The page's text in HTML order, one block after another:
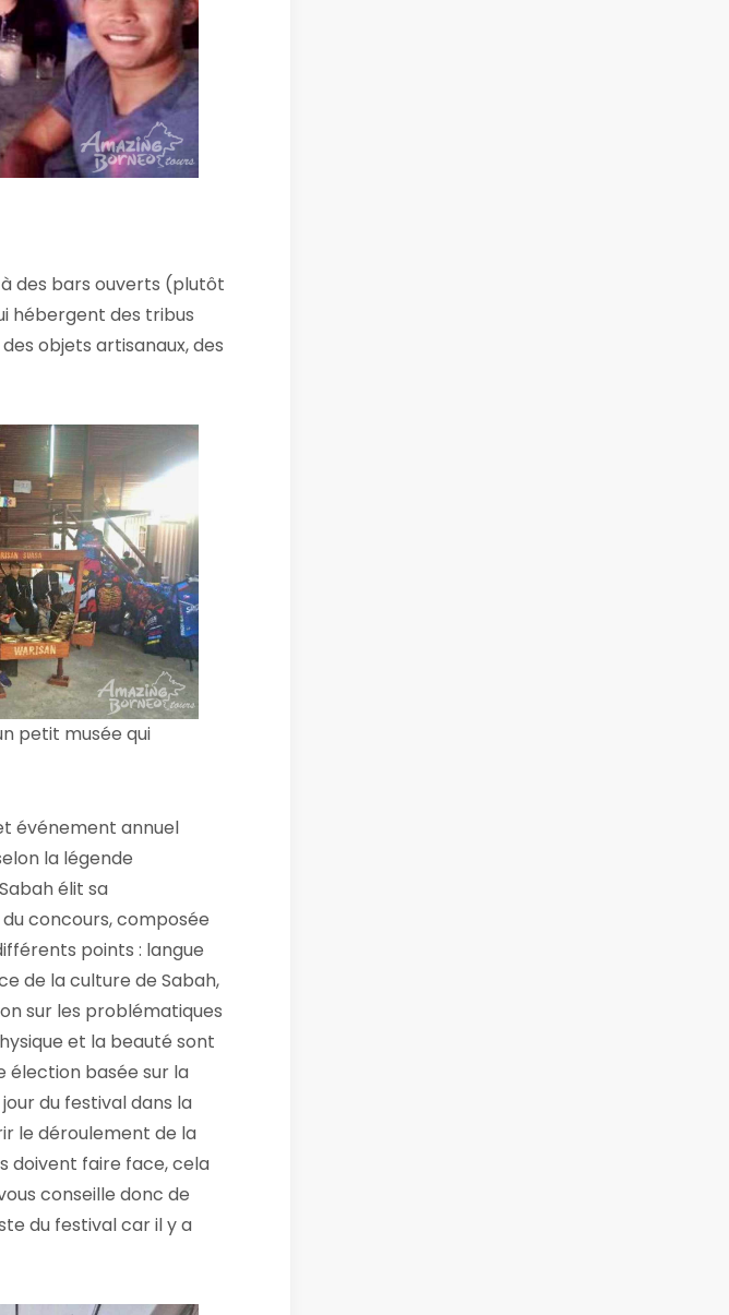
des bars ouverts (plutôt
hébergent des tribus
objets artisanaux, des
petit musée qui
événement annuel
la légende
élit sa
concours, composée
points : langue
de la culture de Sabah,
sur les problématiques
et la beauté sont
élection basée sur la
du festival dans la
le déroulement de la
doivent faire face, cela
conseille donc de
du festival car il y a